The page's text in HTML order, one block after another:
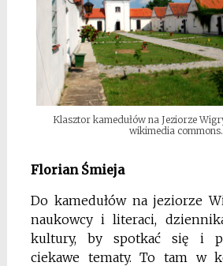
Klasztor kamedułów na Jeziorze
wikimedia commons.
Florian Śmieja
Do kamedułów na jeziorze
naukowcy i literaci,
kultury, by spotkać się i
ciekawe tematy. To tam w